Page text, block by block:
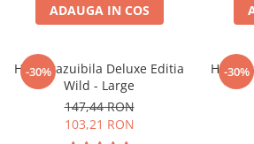
ADAUGA IN COS
-30%
Harta razuibila Deluxe Editia
Wild - Large
147,44 RON
103,21 RON
-30%
Harta